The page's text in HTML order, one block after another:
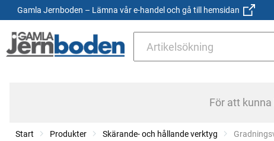
Gamla Jernboden – Lämna vår e-handel och gå till hemsidan
För att
Start Produkter Skärande- och hållande verktyg Current: